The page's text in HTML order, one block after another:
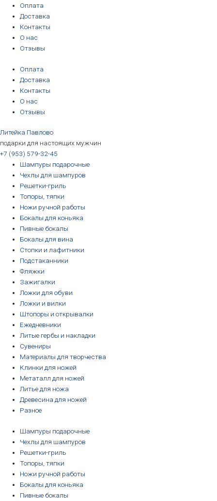
Перейти
содержимому
Оплата
Доставка
Контакты
О нас
Отзывы
Оплата
Доставка
Контакты
О нас
Отзывы
Литейка Павлово
подарки для настоящих мужчин
+7 (953) 579-32-45
Шампуры подарочные
Чехлы для шампуров
Решетки-гриль
Топоры, тяпки
Ножи ручной работы
Бокалы для коньяка
Пивные бокалы
Бокалы для вина
Стопки и лафитники
Подстаканники
Фляжки
Зажигалки
Ложки для обуви
Ложки и вилки
Штопоры и открывалки
Ежедневники
Литые гербы и накладки
Сувениры
Материалы для творчества
Клинки для ножей
Метаталл для ножей
Литье для ножа
Древесина для ножей
Разное
Шампуры подарочные
Чехлы для шампуров
Решетки-гриль
Топоры, тяпки
Ножи ручной работы
Бокалы для коньяка
Пивные бокалы